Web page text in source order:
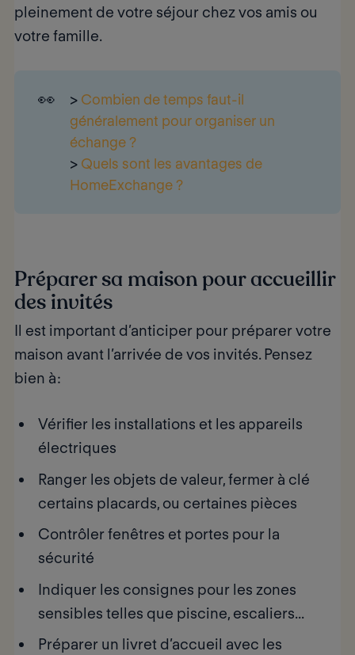
pleinement de votre séjour chez vos amis ou
votre famille.
👀 > Combien de temps faut-il
généralement pour organiser un
échange ?
> Quels sont les avantages de
HomeExchange ?
Préparer sa maison pour accueillir
des invités
Il est important d’anticiper pour préparer votre
maison avant l’arrivée de vos invités. Pensez
bien à :
Vérifier les installations et les appareils
électriques
Ranger les objets de valeur, fermer à clé
certains placards, ou certaines pièces
Contrôler fenêtres et portes pour la
sécurité
Indiquer les consignes pour les zones
sensibles telles que piscine, escaliers...
Préparer un livret d’accueil avec les